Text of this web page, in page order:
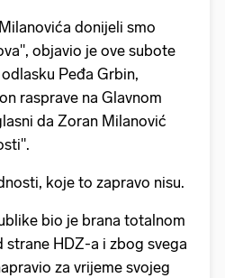
donijeli smo
objavio je ove subote
Peđa Grbin,
rasprave na Glavnom
da Zoran Milanović
koje to zapravo nisu.
bio je brana totalnom
strane HDZ-a i zbog svega
za vrijeme svojeg